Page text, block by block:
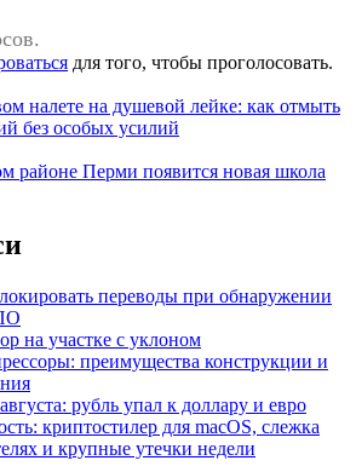
для того, чтобы проголосовать.
налете на душевой лейке: как отмыть
без особых усилий
районе Перми появится новая школа
переводы при обнаружении
на участке с уклоном
преимущества конструкции и
рубль упал к доллару и евро
криптостилер для macOS, слежка
и крупные утечки недели